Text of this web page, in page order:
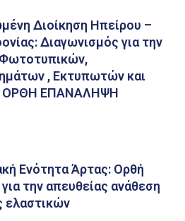
Διοίκηση Ηπείρου –
Διαγωνισμός για την
, Εκτυπωτών και
ΟΡΘΗ ΕΠΑΝΑΛΗΨΗ
Ενότητα Άρτας: Ορθή
την απευθείας ανάθεση
ελαστικών